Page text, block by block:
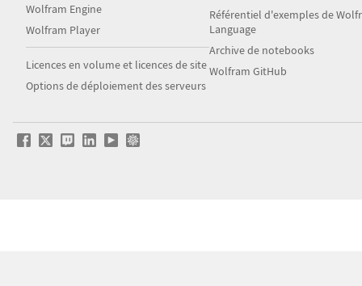
Wolfram Engine
Wolfram Player
Licences en volume et licences de site
Options de déploiement des serveurs
Référentiel d'exemples de
Language
Archive de notebooks
Wolfram GitHub